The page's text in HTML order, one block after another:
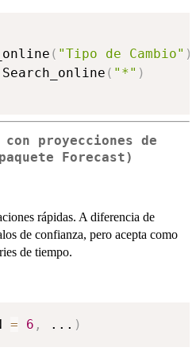
( "Tipo de Cambio" )
Search_online ( "*" )
proyecciones de
Forecast)
rápidas. A diferencia de
de confianza, pero acepta como
de tiempo.
= 6 , ... )